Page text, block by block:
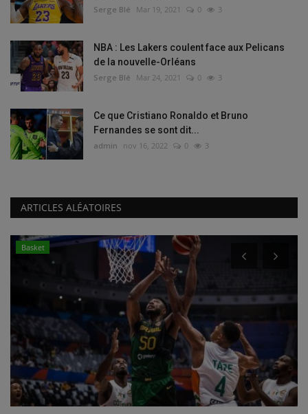
Serge Blé Mar 19, 2021 0 3
NBA : Les Lakers coulent face aux Pelicans
de la nouvelle-Orléans
Serge Blé Mar 24, 2021 0 3
Ce que Cristiano Ronaldo et Bruno
Fernandes se sont dit...
admin nov 16, 2022 0 3
ARTICLES ALÉATOIRES
Basket